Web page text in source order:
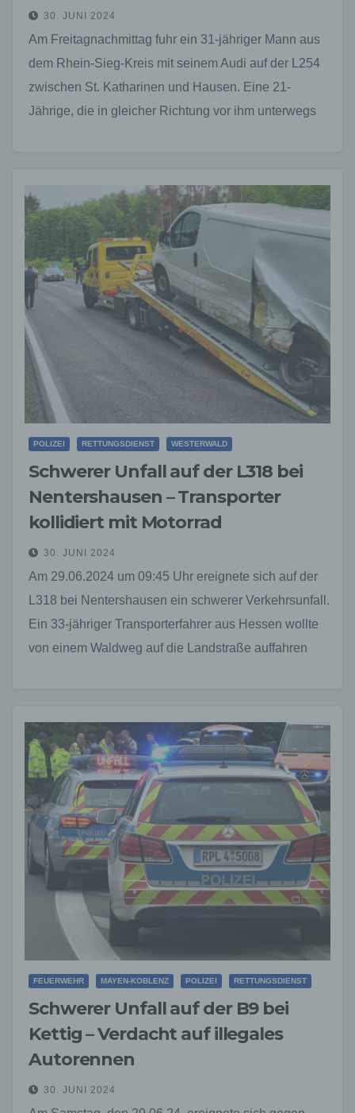
30. JUNI 2024
Am Freitagnachmittag fuhr ein 31-jähriger Mann aus
dem Rhein-Sieg-Kreis mit seinem Audi auf der L254
zwischen St. Katharinen und Hausen. Eine 21-
Jährige, die in gleicher Richtung vor ihm unterwegs
POLIZEI RETTUNGSDIENST WESTERWALD
Schwerer Unfall auf der L318 bei
Nentershausen – Transporter
kollidiert mit Motorrad
30. JUNI 2024
Am 29.06.2024 um 09:45 Uhr ereignete sich auf der
L318 bei Nentershausen ein schwerer Verkehrsunfall.
Ein 33-jähriger Transporterfahrer aus Hessen wollte
von einem Waldweg auf die Landstraße auffahren
FEUERWEHR MAYEN-KOBLENZ POLIZEI RETTUNGSDIENST
Schwerer Unfall auf der B9 bei
Kettig – Verdacht auf illegales
Autorennen
30. JUNI 2024